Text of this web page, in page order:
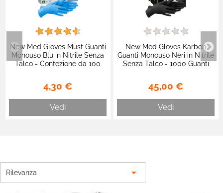
New Med Gloves Must Guanti
Monouso Blu in Nitrile Senza
Talco - Confezione da 100
4,30 €
Vedi
New Med Gloves Karbon
Guanti Monouso Neri in Nitrile
Senza Talco - 1000 Guanti
45,00 €
Vedi
Rilevanza 